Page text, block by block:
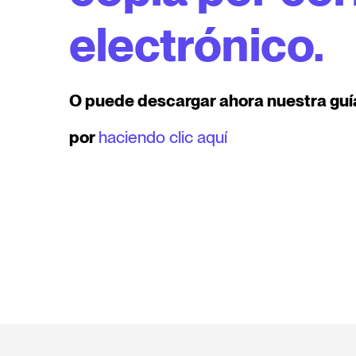
electrónico.
O puede descargar ahora nuestra
por haciendo clic aquí